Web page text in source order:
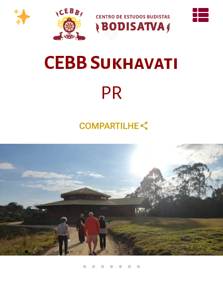
CEBB Sukhavati
PR